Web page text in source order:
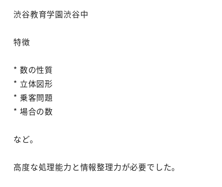
渋谷教育学園渋谷中
特徴
* 数の性質
* 立体図形
* 乗客問題
* 場合の数
など。
高度な処理能力と情報整理力が必要でした。